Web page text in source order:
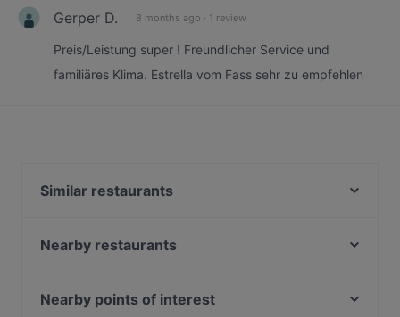
Gerper D. 8 months ago · 1 review
Preis/Leistung super ! Freundlicher Service und
familiäres Klima. Estrella vom Fass sehr zu empfehlen
Similar restaurants
Restaurant Mamma Mia - Italienische & Indische
Spezialitäten
HA NOI RED
Nearby restaurants
The Burger House
Nearby points of interest